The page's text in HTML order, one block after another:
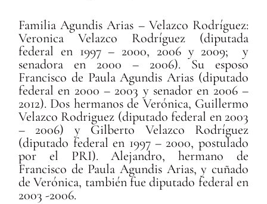
Familia Agundis Arias – Velazco Rodríguez:
Veronica Velazco Rodríguez (diputada
federal en 1997 – 2000, 2006 y 2009; y
senadora en 2000 – 2006). Su esposo
Francisco de Paula Agundis Arias (diputado
federal en 2000 – 2003 y senador en 2006 –
2012). Dos hermanos de Verónica, Guillermo
Velazco Rodriguez (diputado federal en 2003
– 2006) y Gilberto Velazco Rodríguez
(diputado federal en 1997 – 2000, postulado
por el PRI). Alejandro, hermano de
Francisco de Paula Agundis Arias, y cuñado
de Verónica, también fue diputado federal en
2003 -2006.